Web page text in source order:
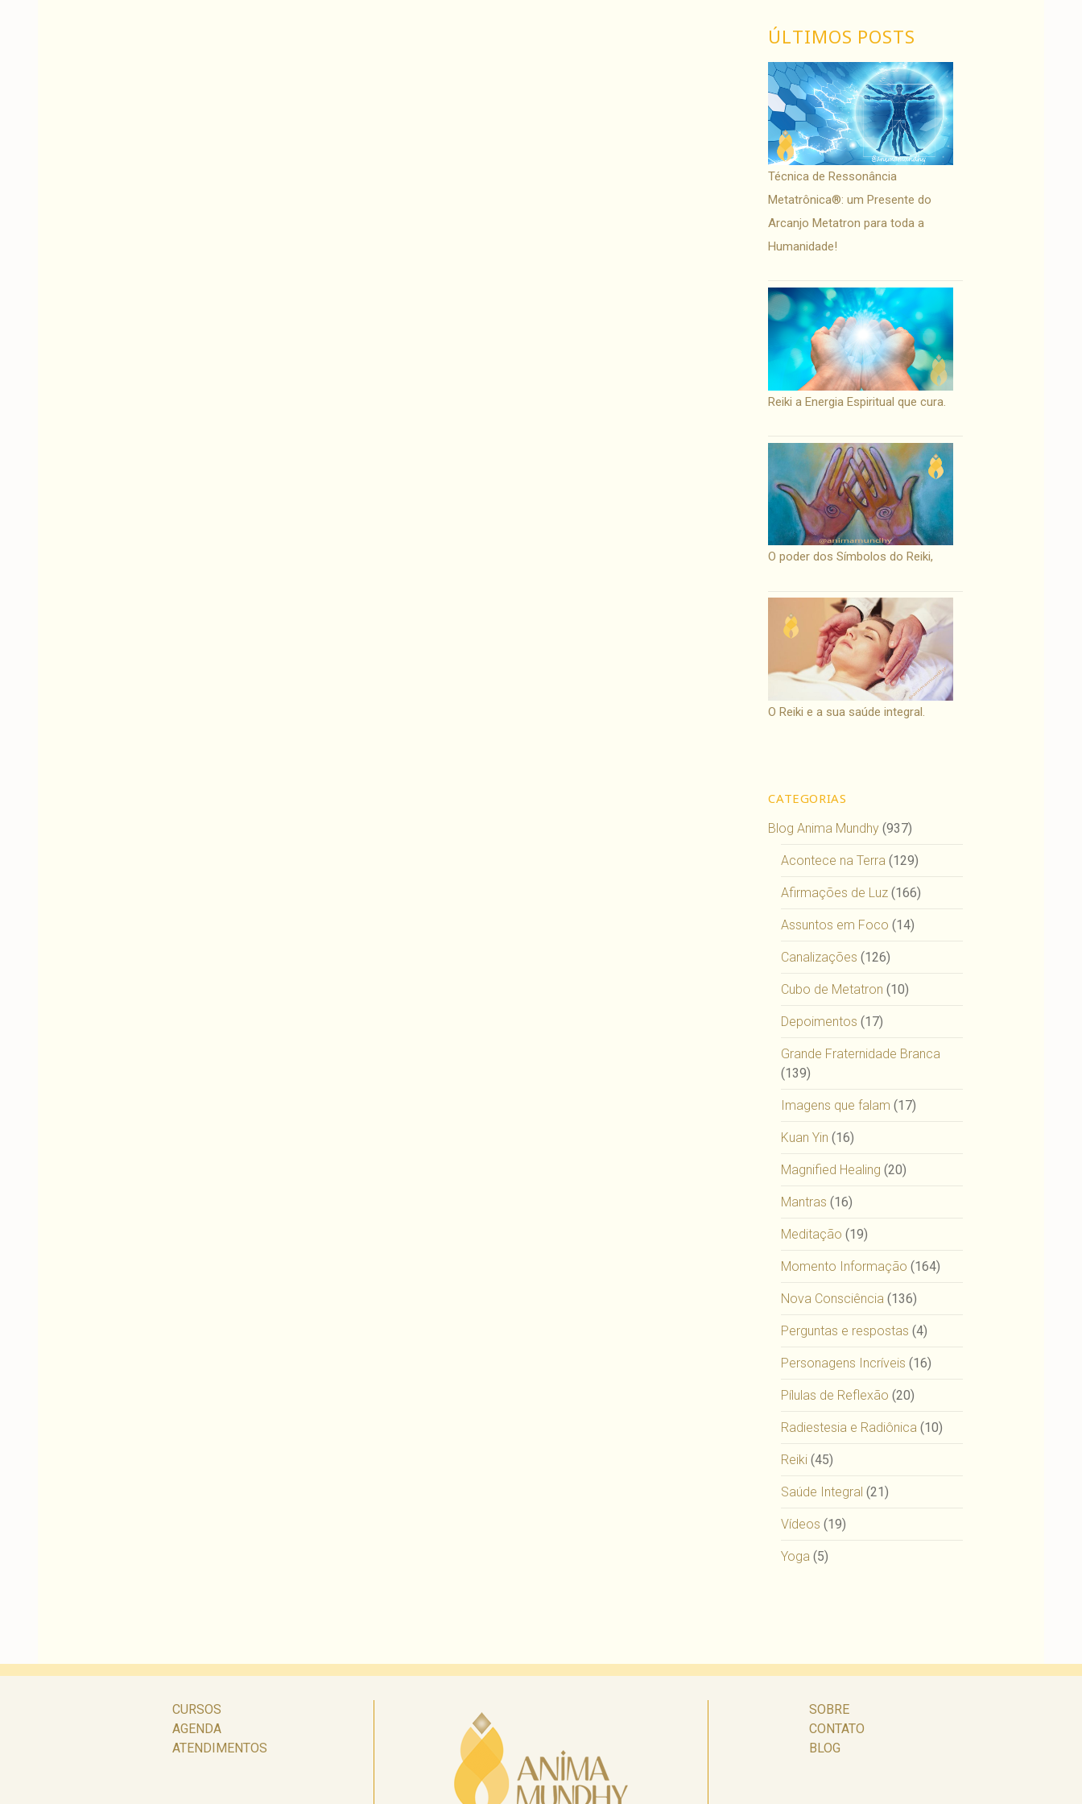
ÚLTIMOS POSTS
Técnica de Ressonância
Metatrônica®: um Presente do
Arcanjo Metatron para toda a
Humanidade!
Reiki a Energia Espiritual que cura.
O poder dos Símbolos do Reiki,
O Reiki e a sua saúde integral.
CATEGORIAS
Blog Anima Mundhy (937)
Acontece na Terra (129)
Afirmações de Luz (166)
Assuntos em Foco (14)
Canalizações (126)
Cubo de Metatron (10)
Depoimentos (17)
Grande Fraternidade Branca
(139)
Imagens que falam (17)
Kuan Yin (16)
Magnified Healing (20)
Mantras (16)
Meditação (19)
Momento Informação (164)
Nova Consciência (136)
Perguntas e respostas (4)
Personagens Incríveis (16)
Pílulas de Reflexão (20)
Radiestesia e Radiônica (10)
Reiki (45)
Saúde Integral (21)
Vídeos (19)
Yoga (5)
CURSOS
AGENDA
ATENDIMENTOS
SOBRE
CONTATO
BLOG